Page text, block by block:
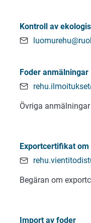
Kontroll av
Foder anmälningar
Övriga
Exportcertifikat
Begäran om
Import av foder